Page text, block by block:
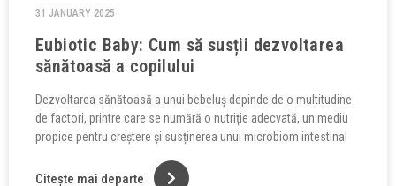
Eubiotic Baby: Cum să susții dezvoltarea
sănătoasă a copilului
Dezvoltarea sănătoasă a unui bebeluș depinde de o multitudine
de factori, printre care se numără o nutriție adecvată, un mediu
propice pentru creștere și susținerea unui microbiom intestinal
Citește mai departe
31 JANUARY 2025